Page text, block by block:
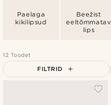
Paelaga
kikilipsud
Beežist
eeltõmmatav
lips
12 Toodet
FILTRID